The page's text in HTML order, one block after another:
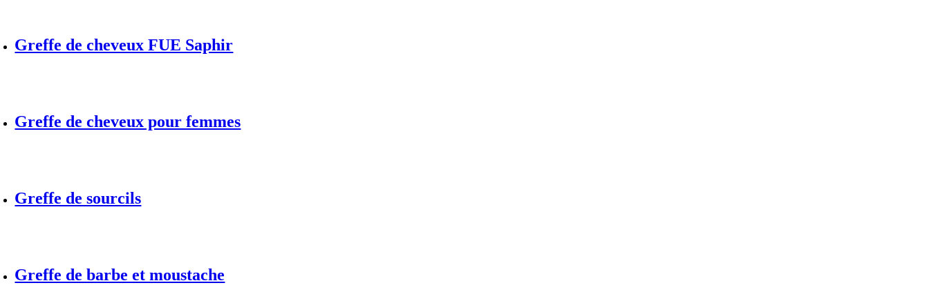
Greffe de cheveux FUE Saphir
Greffe de cheveux pour femmes
Greffe de sourcils
Greffe de barbe et moustache